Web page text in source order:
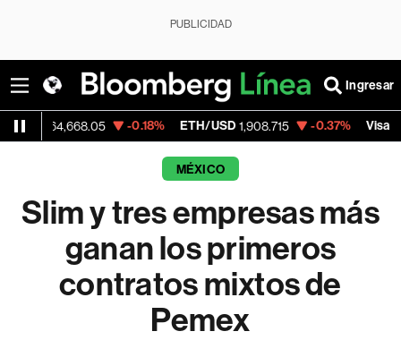
PUBLICIDAD
Ingresar
-0.18% ETH/USD 1,908.715 -0.37% Visa 368.54
MÉXICO
Slim y tres empresas más
ganan los primeros
contratos mixtos de
Pemex